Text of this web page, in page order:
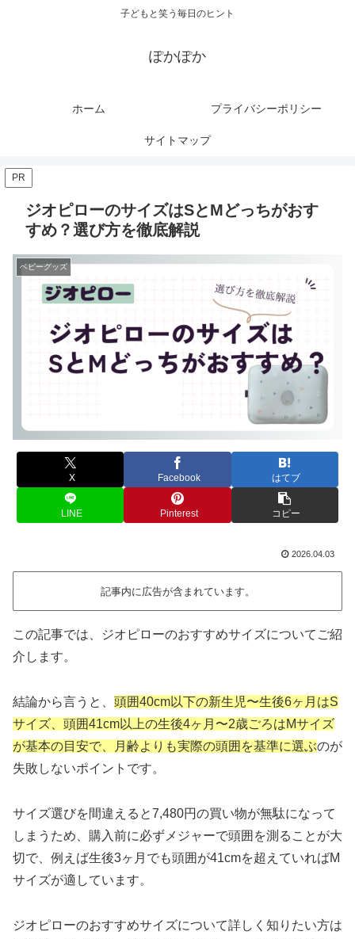
子どもと笑う毎日のヒント
ぽかぽか
ホーム プライバシーポリシー
サイトマップ
PR
ジオピローのサイズはSとMどっちがおす
すめ？選び方を徹底解説
ベビーグッズ
X Facebook はてブ
LINE Pinterest コピー
2026.04.03
記事内に広告が含まれています。
この記事では、ジオピローのおすすめサイズについてご紹
介します。
結論から言うと、 頭囲40cm以下の新生児〜生後6ヶ月はS
サイズ、頭囲41cm以上の生後4ヶ月〜2歳ごろはMサイズ
が基本の目安で、月齢よりも実際の頭囲を基準に選ぶのが
失敗しないポイントです。
サイズ選びを間違えると7,480円の買い物が無駄になって
しまうため、購入前に必ずメジャーで頭囲を測ることが大
切で、例えば生後3ヶ月でも頭囲が41cmを超えていればM
サイズが適しています。
ジオピローのおすすめサイズについて詳しく知りたい方は